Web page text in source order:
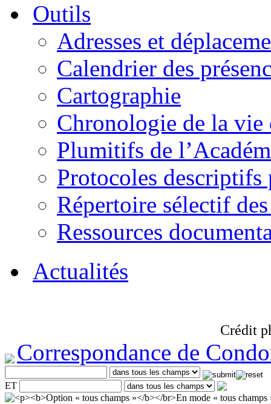
Outils
Adresses et
Calendrier des
Cartographie
Chronologie de la vie
Plumitifs de
Protocoles descriptifs
Répertoire sélectif
Ressources
Actualités
Crédit
Correspondance de
ET